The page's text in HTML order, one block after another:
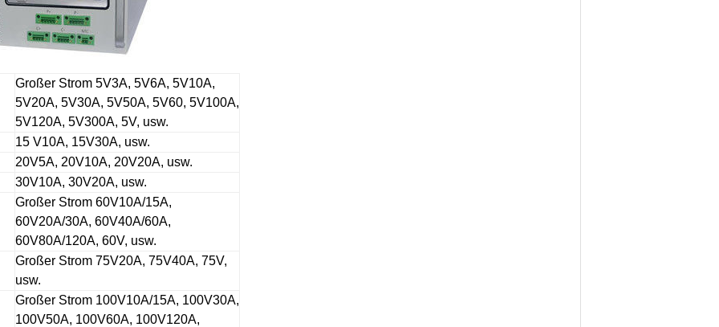
Großer Strom 5V3A, 5V6A, 5V10A,
5V20A, 5V30A, 5V50A, 5V60, 5V100A,
5V120A, 5V300A, 5V, usw.
15 V10A, 15V30A, usw.
20V5A, 20V10A, 20V20A, usw.
30V10A, 30V20A, usw.
Großer Strom 60V10A/15A,
60V20A/30A, 60V40A/60A,
60V80A/120A, 60V, usw.
Großer Strom 75V20A, 75V40A, 75V,
usw.
Großer Strom 100V10A/15A, 100V30A,
100V50A, 100V60A, 100V120A,